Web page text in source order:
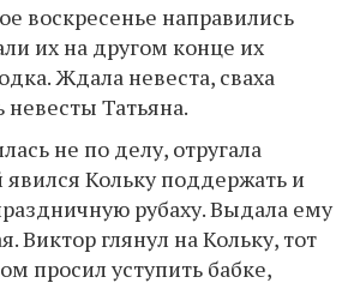
воскресенье направились
их на другом конце их
Ждала невеста, сваха
Татьяна.
не по делу, отругала
Кольку поддержать и
рубаху. Выдала ему
Виктор глянул на Кольку, тот
просил уступить бабке,